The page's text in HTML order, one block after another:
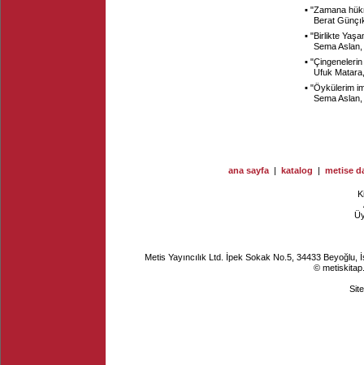
▪ "Zamana
Berat
▪ "Birlikte
Sema Aslan,
▪ "Çingenelerin
Ufuk
▪ "Öykülerim
Sema Aslan,
ana sayfa | katalog | metise
Metis Yayıncılık Ltd. İpek Sokak No.5, 34433
©